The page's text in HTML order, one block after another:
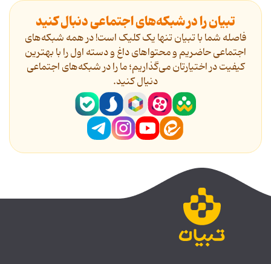
تبیان را در شبکه‌های اجتماعی دنبال کنید
فاصله شما با تبیان تنها یک کلیک است! در همه شبکه‌های
اجتماعی حاضریم و محتواهای داغ و دسته اول را با بهترین
کیفیت در اختیارتان می‌گذاریم؛ ما را در شبکه‌های اجتماعی
دنیال کنید.